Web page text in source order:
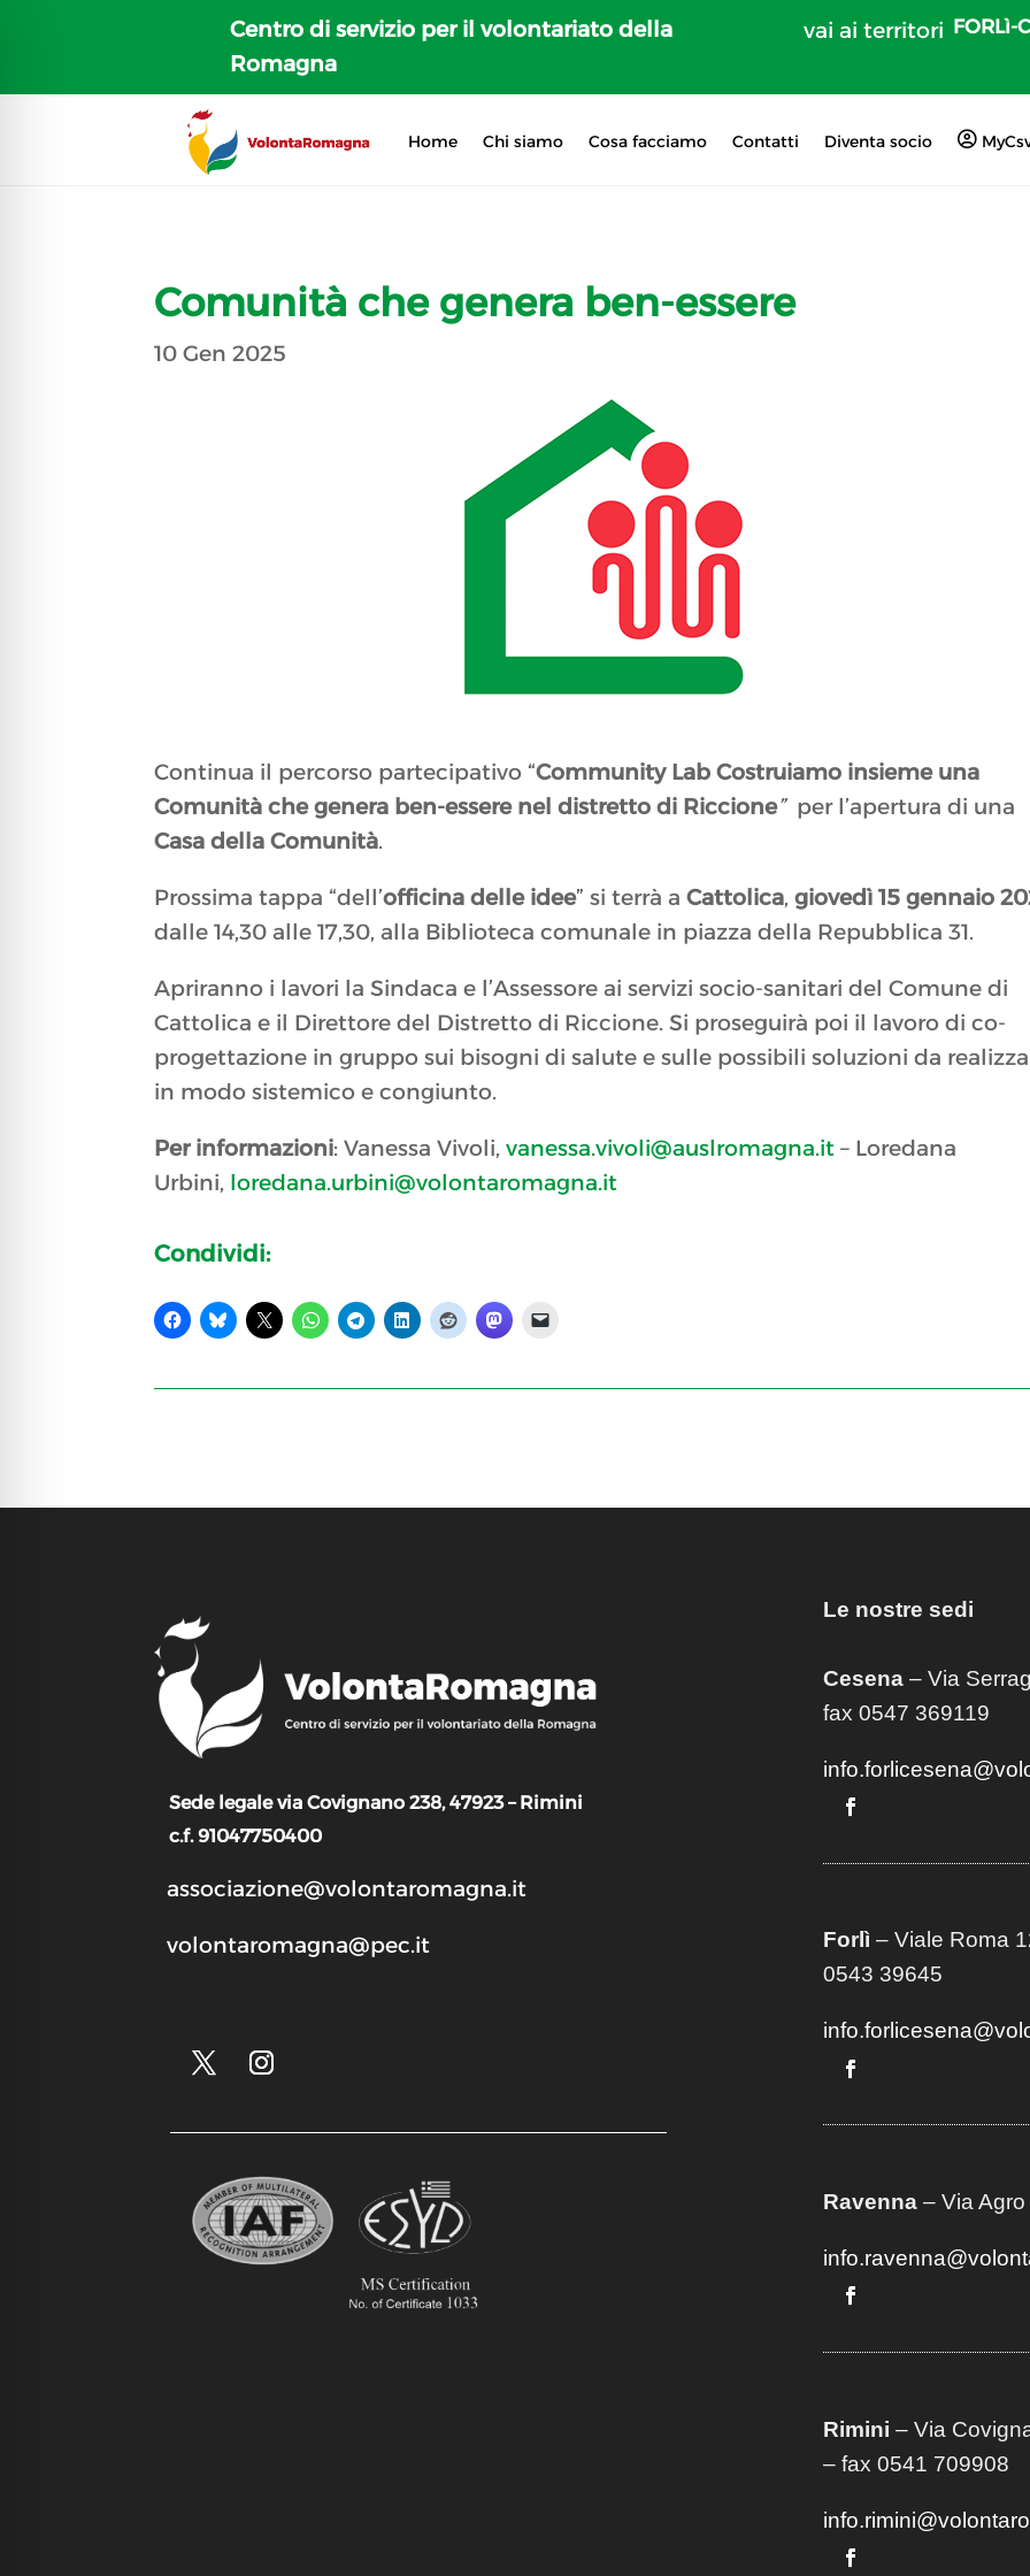
Centro di servizio per il volontariato della
Romagna
vai ai territori FORLì-
Home Chi siamo Cosa facciamo Contatti Diventa socio
Comunità che genera ben-essere
10 Gen 2025
Continua il percorso partecipativo “Community Lab Costruiamo insieme una
Comunità che genera ben-essere nel distretto di Riccione” per l’apertura di una
Casa della Comunità.
Prossima tappa “dell’officina delle idee” si terrà aCattolica,giovedì 15 gennaio
dalle 14,30 alle 17,30, alla Biblioteca comunale in piazza della Repubblica 31.
Apriranno i lavori la Sindaca e l’Assessore ai servizi socio-sanitari del Comune di
Cattolica e il Direttore del Distretto di Riccione. Si proseguirà poi il lavoro di co-
progettazione in gruppo sui bisogni di salute e sulle possibili soluzioni da
in modo sistemico e congiunto.
Per informazioni: Vanessa Vivoli,vanessa.vivoli@auslromagna.it – Loredana
Urbini, loredana.urbini@volontaromagna.it
Condividi:
Sede legale via Covignano 238, 47923 – Rimini
c.f. 91047750400
associazione@volontaromagna.it
volontaromagna@pec.it
Le nostre sedi
Cesena– Via
fax 0547 369119
Forlì – Viale Roma
0543 39645
Ravenna– Via Agro
Rimini – Via
– fax 0541 709908